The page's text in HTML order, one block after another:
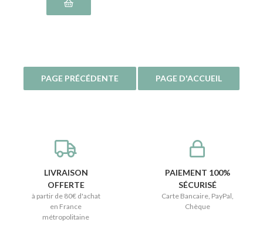
LIVRAISON
OFFERTE
à partir de 80€ d'achat
en France
métropolitaine
PAIEMENT 100%
SÉCURISÉ
Carte Bancaire, PayPal,
Chèque